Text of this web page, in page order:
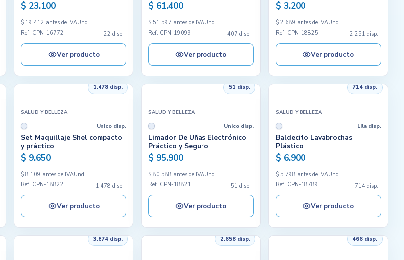
$ 23.100
$ 19.412 antes de IVAUnd.
Ref. CPN-16772
22 disp.
Ver producto
$ 61.400
$ 51.597 antes de IVAUnd.
Ref. CPN-19099
407 disp.
Ver producto
$ 3.200
$ 2.689 antes de IVAUnd.
Ref. CPN-18825
2.251 disp.
Ver producto
1.478 disp.
SALUD Y BELLEZA
Unico disp.
Set Maquillaje Shel compacto
y práctico
$ 9.650
$ 8.109 antes de IVAUnd.
Ref. CPN-18822
1.478 disp.
Ver producto
51 disp.
SALUD Y BELLEZA
Unico disp.
Limador De Uñas Electrónico
Práctico y Seguro
$ 95.900
$ 80.588 antes de IVAUnd.
Ref. CPN-18821
51 disp.
Ver producto
714 disp.
SALUD Y BELLEZA
Lila disp.
Baldecito Lavabrochas
Plástico
$ 6.900
$ 5.798 antes de IVAUnd.
Ref. CPN-18789
714 disp.
Ver producto
3.874 disp. 2.658 disp. 466 disp.